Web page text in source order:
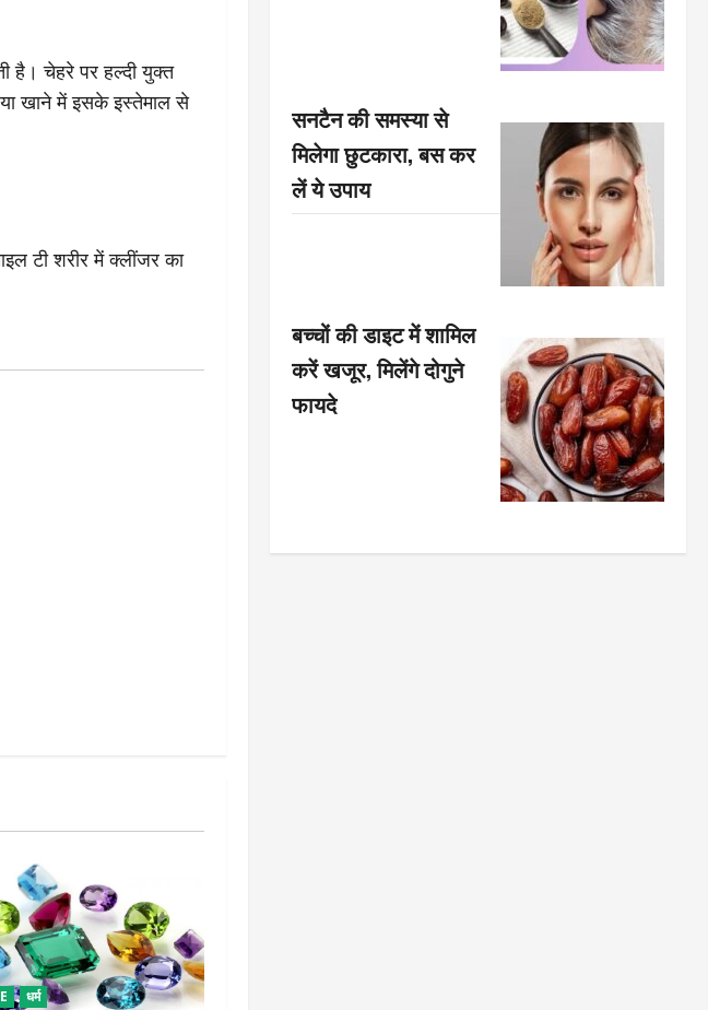
है। चेहरे पर हल्दी युक्त
खाने में इसके इस्तेमाल से
टी शरीर में क्लींजर का
धर्म
सनटैन की समस्या से
मिलेगा छुटकारा, बस कर
लें ये उपाय
बच्चों की डाइट में शामिल
करें खजूर, मिलेंगे दोगुने
फायदे